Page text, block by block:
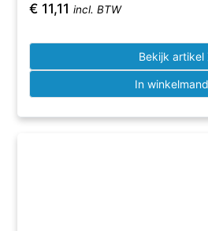
€ 11,11 incl. BTW
Bekijk artikel
In winkelmand